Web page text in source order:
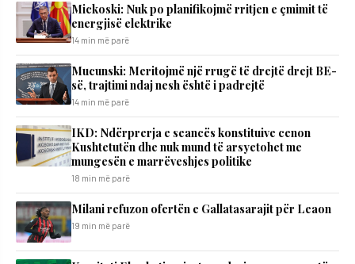
Mickoski: Nuk po planifikojmë rritjen e çmimit të
energjisë elektrike
14 min më parë
Mucunski: Meritojmë një rrugë të drejtë drejt BE-
së, trajtimi ndaj nesh është i padrejtë
14 min më parë
IKD: Ndërprerja e seancës konstituive cenon
Kushtetutën dhe nuk mund të arsyetohet me
mungesën e marrëveshjes politike
18 min më parë
Milani refuzon ofertën e Gallatasarajit për Leaon
19 min më parë